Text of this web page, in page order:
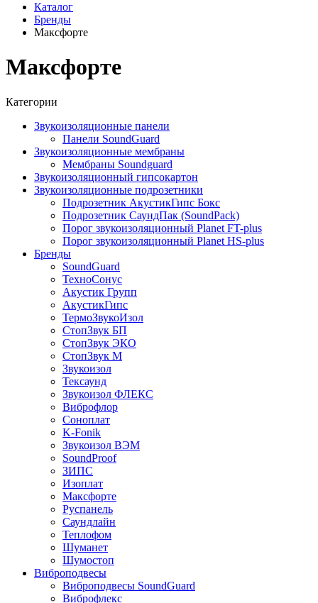
Каталог
Бренды
Максфорте
Максфорте
Категории
Звукоизоляционные панели
Панели SoundGuard
Звукоизоляционные мембраны
Мембраны Soundguard
Звукоизоляционный гипсокартон
Звукоизоляционные подрозетники
Подрозетник АкустикГипс Бокс
Подрозетник СаундПак (SoundPack)
Порог звукоизоляционный Planet FT-plus
Порог звукоизоляционный Planet HS-plus
Бренды
SoundGuard
ТехноСонус
Акустик Групп
АкустикГипс
ТермоЗвукоИзол
СтопЗвук БП
СтопЗвук ЭКО
СтопЗвук М
Звукоизол
Тексаунд
Звукоизол ФЛЕКС
Виброфлор
Соноплат
K-Fonik
Звукоизол ВЭМ
SoundProof
ЗИПС
Изоплат
Максфорте
Руспанель
Саундлайн
Теплофом
Шуманет
Шумостоп
Виброподвесы
Виброподвесы SoundGuard
Виброфлекс